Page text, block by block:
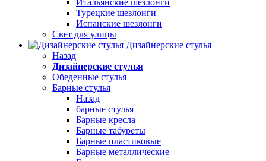
Итальянские шезлонги
Турецкие шезлонги
Испанские шезлонги
Свет для улицы
Дизайнерские стулья
Назад
Дизайнерские стулья
Обеденные стулья
Барные стулья
Назад
барные стулья
Барные кресла
Барные табуреты
Барные пластиковые
Барные металлические